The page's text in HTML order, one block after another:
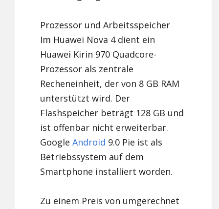
Prozessor und Arbeitsspeicher
Im Huawei Nova 4 dient ein
Huawei Kirin 970 Quadcore-
Prozessor als zentrale
Recheneinheit, der von 8 GB RAM
unterstützt wird. Der
Flashspeicher beträgt 128 GB und
ist offenbar nicht erweiterbar.
GoogleAndroid 9.0 Pie ist als
Betriebssystem auf dem
Smartphone installiert worden.
Zu einem Preis von umgerechnet